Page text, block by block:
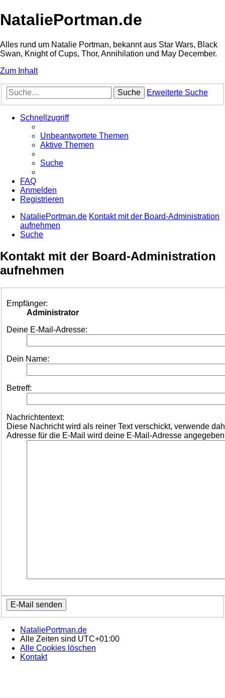
NataliePortman.de
Alles rund um Natalie Portman, bekannt aus Star Wars, Black
Swan, Knight of Cups, Thor, Annihilation und May December.
Zum Inhalt
Suche Erweiterte Suche
Schnellzugriff
Unbeantwortete Themen
Aktive Themen
Suche
FAQ
Anmelden
Registrieren
NataliePortman.de Kontakt mit der Board-Administration
aufnehmen
Suche
Kontakt mit der Board-Administration
aufnehmen
Empfänger:
Administrator
Deine E-Mail-Adresse:
Dein Name:
Betreff:
Nachrichtentext:
Diese Nachricht wird als reiner Text verschickt, verwende
Adresse für die E-Mail wird deine E-Mail-Adresse
NataliePortman.de
Alle Zeiten sind UTC+01:00
Alle Cookies löschen
Kontakt